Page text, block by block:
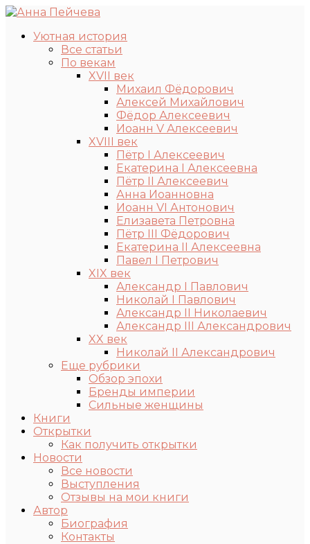
Уютная история
Все статьи
По векам
XVII век
Михаил Фёдорович
Алексей Михайлович
Фёдор Алексеевич
Иоанн V Алексеевич
XVIII век
Пётр I Алексеевич
Екатерина I Алексеевна
Пётр II Алексеевич
Анна Иоанновна
Иоанн VI Антонович
Елизавета Петровна
Пётр III Фёдорович
Екатерина II Алексеевна
Павел I Петрович
XIX век
Александр I Павлович
Николай I Павлович
Александр II Николаевич
Александр III Александрович
XX век
Николай II Александрович
Еще рубрики
Обзор эпохи
Бренды империи
Сильные женщины
Книги
Открытки
Как получить открытки
Новости
Все новости
Выступления
Отзывы на мои книги
Автор
Биография
Контакты